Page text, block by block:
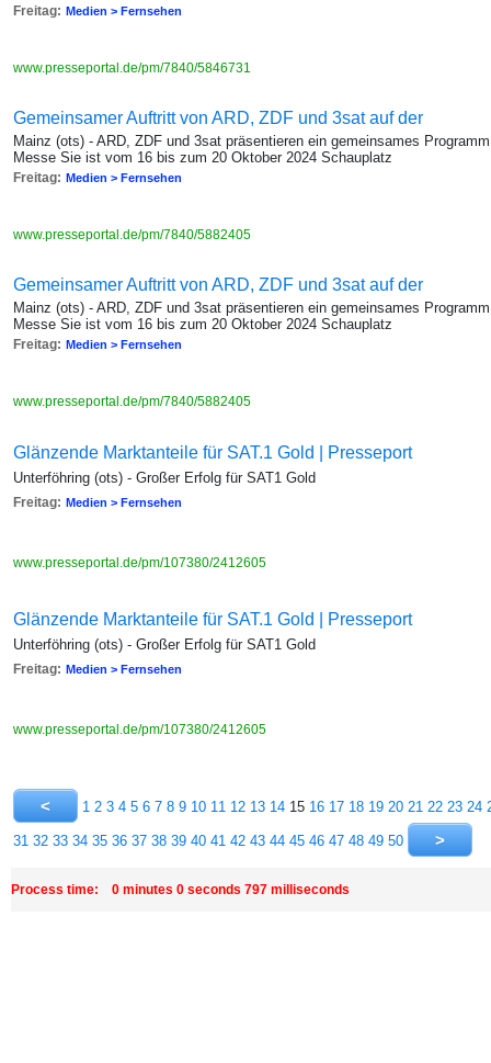
Freitag: Medien > Fernsehen
www.presseportal.de/pm/7840/5846731
Gemeinsamer Auftritt von ARD, ZDF und 3sat auf der
Mainz (ots) - ARD, ZDF und 3sat präsentieren ein gemeinsames
Messe Sie ist vom 16 bis zum 20 Oktober 2024 Schauplatz
Freitag: Medien > Fernsehen
www.presseportal.de/pm/7840/5882405
Gemeinsamer Auftritt von ARD, ZDF und 3sat auf der
Mainz (ots) - ARD, ZDF und 3sat präsentieren ein gemeinsames
Messe Sie ist vom 16 bis zum 20 Oktober 2024 Schauplatz
Freitag: Medien > Fernsehen
www.presseportal.de/pm/7840/5882405
Glänzende Marktanteile für SAT.1 Gold | Presseport
Unterföhring (ots) - Großer Erfolg für SAT1 Gold
Freitag: Medien > Fernsehen
www.presseportal.de/pm/107380/2412605
Glänzende Marktanteile für SAT.1 Gold | Presseport
Unterföhring (ots) - Großer Erfolg für SAT1 Gold
Freitag: Medien > Fernsehen
www.presseportal.de/pm/107380/2412605
1 2 3 4 5 6 7 8 9 10 11 12 13 14 15 16 17 18 19 20 21 22 23 24
31 32 33 34 35 36 37 38 39 40 41 42 43 44 45 46 47 48 49 50
Process time: 0 minutes 0 seconds 797 milliseconds